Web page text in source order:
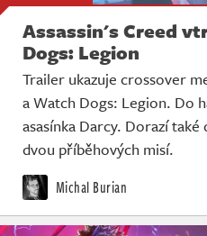
Assassin's Creed
Dogs: Legion
Trailer ukazuje crossover
a Watch Dogs: Legion. Do
asasínka Darcy. Dorazí
dvou příběhových misí.
Michal Burian